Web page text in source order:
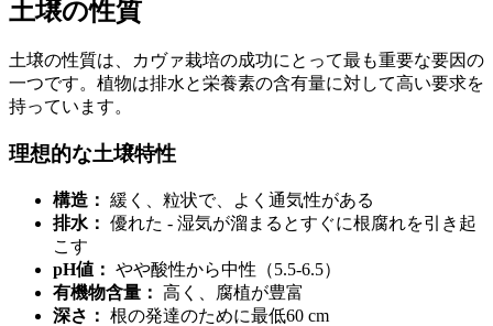
土壌の性質
土壌の性質は、カヴァ栽培の成功にとって最も重要な要因の
一つです。植物は排水と栄養素の含有量に対して高い要求を
持っています。
理想的な土壌特性
構造： 緩く、粒状で、よく通気性がある
排水： 優れた - 湿気が溜まるとすぐに根腐れを引き起
こす
pH値： やや酸性から中性（5.5-6.5）
有機物含量： 高く、腐植が豊富
深さ： 根の発達のために最低60 cm